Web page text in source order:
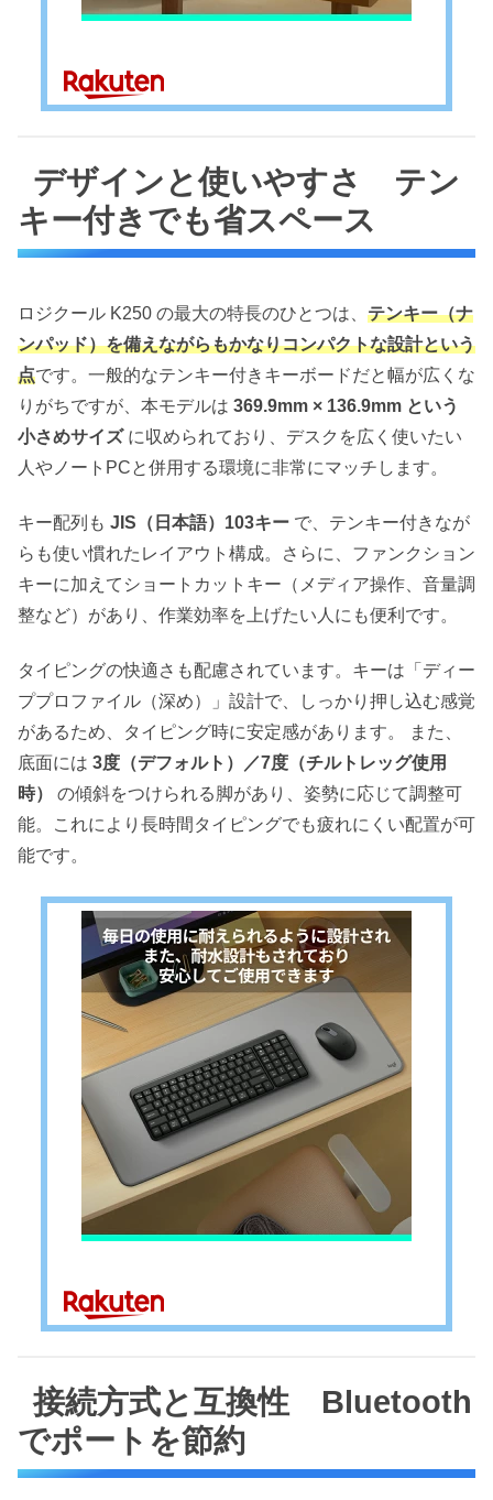
デザインと使いやすさ テン
キー付きでも省スペース
ロジクール K250 の最大の特長のひとつは、 テンキー（ナ
ンパッド）を備えながらもかなりコンパクトな設計という
点です。一般的なテンキー付きキーボードだと幅が広くな
りがちですが、本モデルは 369.9mm × 136.9mm という
小さめサイズに収められており、デスクを広く使いたい
人やノートPCと併用する環境に非常にマッチします。
キー配列も JIS（日本語）103キー で、テンキー付きなが
らも使い慣れたレイアウト構成。さらに、ファンクション
キーに加えてショートカットキー（メディア操作、音量調
整など）があり、作業効率を上げたい人にも便利です。
タイピングの快適さも配慮されています。キーは「ディー
ププロファイル（深め）」設計で、しっかり押し込む感覚
があるため、タイピング時に安定感があります。 また、
底面には 3度（デフォルト）／7度（チルトレッグ使用
時）
の傾斜をつけられる脚があり、姿勢に応じて調整可
能。これにより長時間タイピングでも疲れにくい配置が可
能です。
接続方式と互換性 Bluetooth
でポートを節約